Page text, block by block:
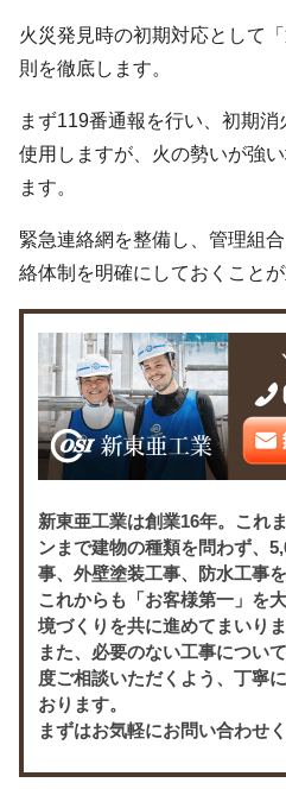
火災発見時の初期対応として
則を徹底します。
まず119番通報を行い、初期
使用しますが、火の勢いが強
ます。
緊急連絡網を整備し、管理組
絡体制を明確にしておくことが
新東亜工業は創業16年。これ
ンまで建物の種類を問わず、
事、外壁塗装工事、防水工事
これからも「お客様第一」を
境づくりを共に進めてまいりま
また、必要のない工事につい
度ご相談いただくよう、丁寧
おります。
まずはお気軽にお問い合わせく